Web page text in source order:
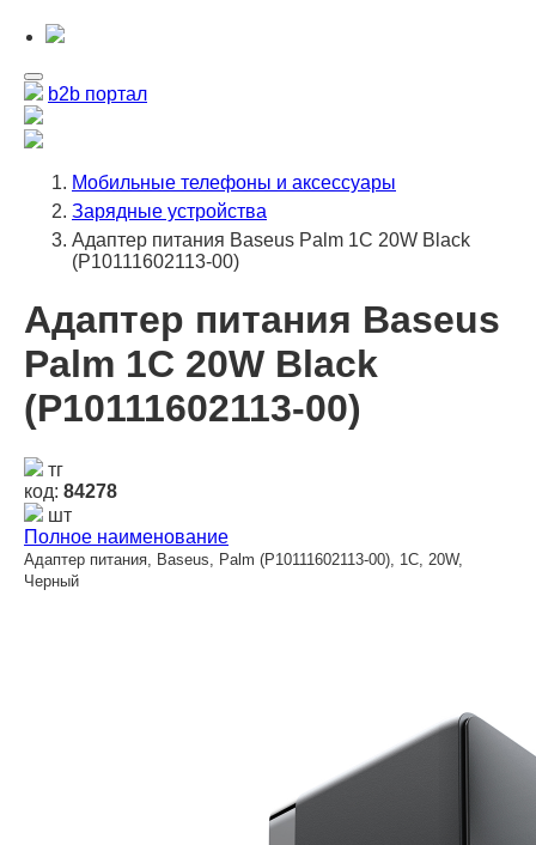
b2b портал
Мобильные телефоны и аксессуары
Зарядные устройства
Адаптер питания Baseus Palm 1C 20W Black
(P10111602113-00)
Адаптер питания Baseus
Palm 1C 20W Black
(P10111602113-00)
тг
код: 84278
шт
Полное наименование
Адаптер питания, Baseus, Palm (P10111602113-00), 1C, 20W,
Черный